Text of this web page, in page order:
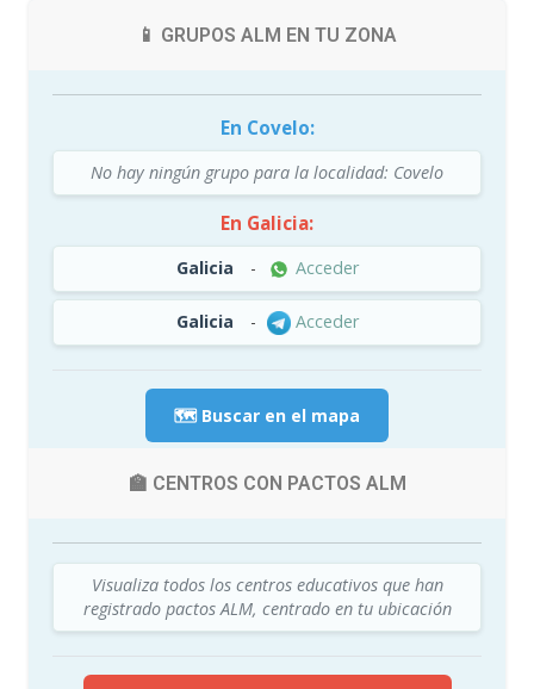
📱 GRUPOS ALM EN TU ZONA
En Covelo:
No hay ningún grupo para la localidad: Covelo
En Galicia:
Galicia - Acceder
Galicia - Acceder
🗺️ Buscar en el mapa
🏫 CENTROS CON PACTOS ALM
Visualiza todos los centros educativos que han
registrado pactos ALM, centrado en tu ubicación